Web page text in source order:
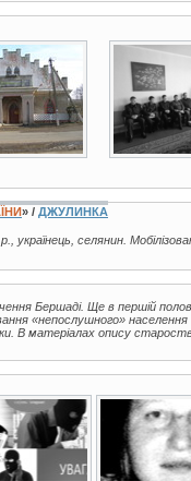
5 фото
» / ДЖУЛИНКА
українець, селянин.
Бершаді. Ще в першій
«непослушного»
В матеріалах опису